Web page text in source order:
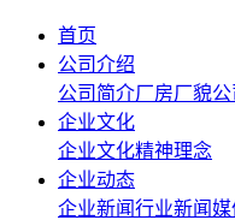
首页
公司介绍
公司简介厂房厂貌
企业文化
企业文化精神理念
企业动态
企业新闻行业新闻媒